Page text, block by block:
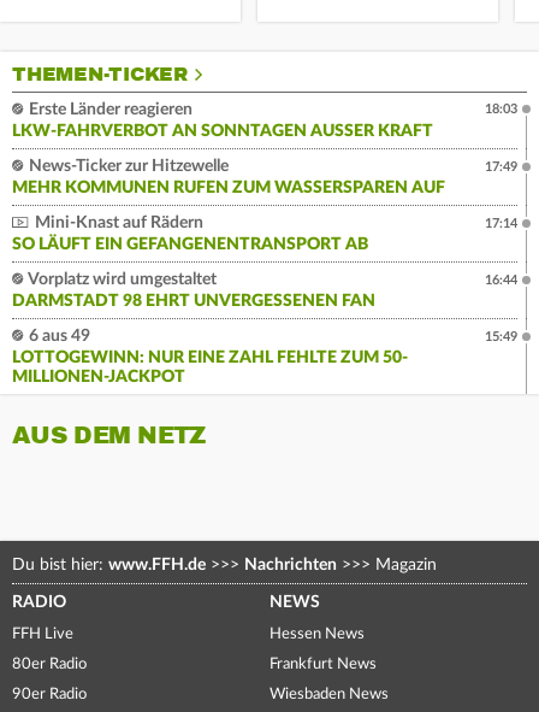
THEMEN-TICKER
Erste Länder reagieren
LKW-FAHRVERBOT AN SONNTAGEN AUSSER KRAFT
18:03
News-Ticker zur Hitzewelle
MEHR KOMMUNEN RUFEN ZUM WASSERSPAREN AUF
17:49
Mini-Knast auf Rädern
SO LÄUFT EIN GEFANGENENTRANSPORT AB
17:14
Vorplatz wird umgestaltet
DARMSTADT 98 EHRT UNVERGESSENEN FAN
16:44
6 aus 49
LOTTOGEWINN: NUR EINE ZAHL FEHLTE ZUM 50-
MILLIONEN-JACKPOT
15:49
AUS DEM NETZ
Du bist hier: www.FFH.de >>> Nachrichten >>> Magazin
RADIO
FFH Live
80er Radio
90er Radio
NEWS
Hessen News
Frankfurt News
Wiesbaden News